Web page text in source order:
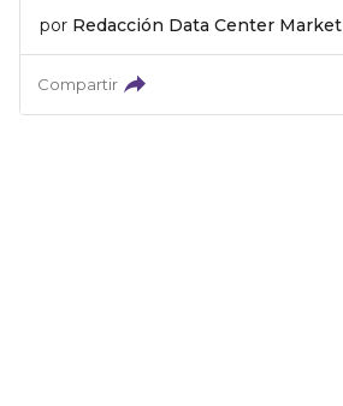
por Redacción Data Center Market
Compartir